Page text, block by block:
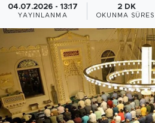
04.07.2026 - 13:17
YAYINLANMA
2 DK
OKUNMA SÜRESI
Dünya
Sektör